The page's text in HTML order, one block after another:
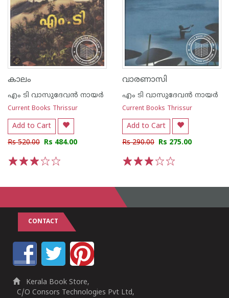
കാലം
എം ടി വാസുദേവന്‍ നായര്‍
Current Books Thrissur
Add to Cart
Rs 520.00 Rs 484.00
വാരണാസി
എം ടി വാസുദേവന്‍ നായര്‍
Current Books Thrissur
Add to Cart
Rs 290.00 Rs 275.00
CONTACT
Kerala Book Store,
C/O Consors Technologies Pvt Ltd,